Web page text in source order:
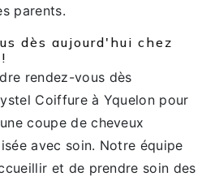
parents.
dès aujourd'hui chez
rendez-vous dès
Coiffure à Yquelon pour
coupe de cheveux
avec soin. Notre équipe
et de prendre soin des